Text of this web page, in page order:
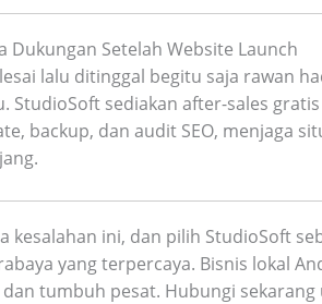
Dukungan Setelah Website Launch
lalu ditinggal begitu saja rawan
StudioSoft sediakan after-sales
backup, dan audit SEO, menjaga
kesalahan ini, dan pilih StudioSoft
yang terpercaya. Bisnis lokal
tumbuh pesat. Hubungi